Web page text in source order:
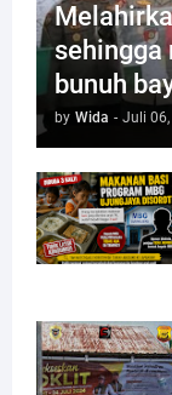
sehingga
bunuh
by Wida - Juli